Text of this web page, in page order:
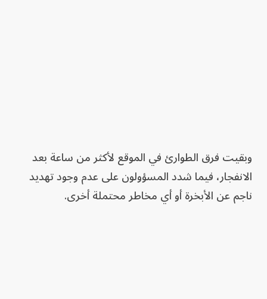
وبقيت فرق الطوارئ في الموقع لأكثر من ساعة بعد
الانفجار، فيما شدد المسؤولون على عدم وجود تهديد
ناجم عن الأبخرة أو أي مخاطر محتملة أخرى.